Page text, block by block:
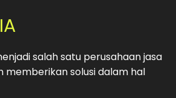
salah satu perusahaan jasa
solusi dalam hal